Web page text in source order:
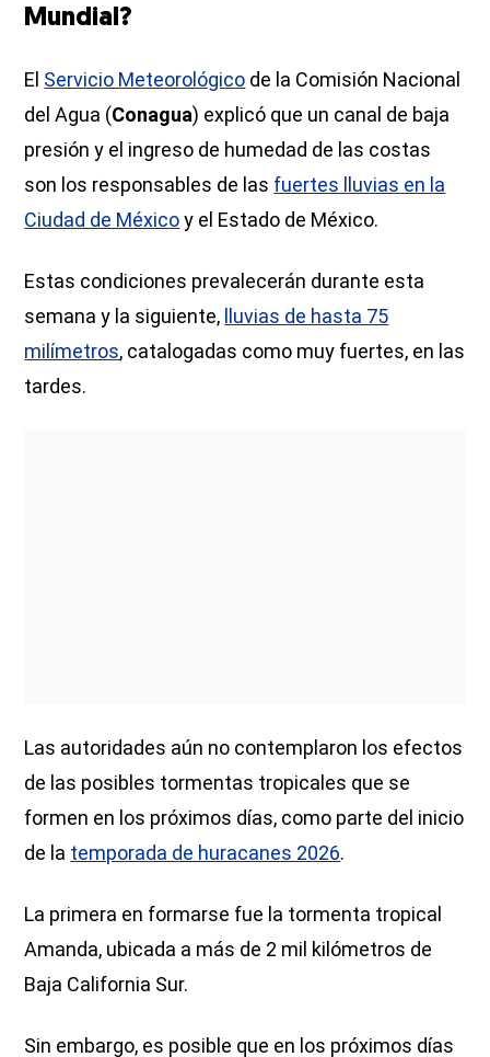
Mundial?
El Servicio Meteorológico de la Comisión Nacional
del Agua (Conagua) explicó que un canal de baja
presión y el ingreso de humedad de las costas
son los responsables de las fuertes lluvias en la
Ciudad de Méxicoy el Estado de México.
Estas condiciones prevalecerán durante esta
semana y la siguiente, lluvias de hasta 75
milímetros, catalogadas como muy fuertes, en las
tardes.
Las autoridades aún no contemplaron los efectos
de las posibles tormentas tropicales que se
formen en los próximos días, como parte del inicio
de la temporada de huracanes 2026.
La primera en formarse fue la tormenta tropical
Amanda, ubicada a más de 2 mil kilómetros de
Baja California Sur.
Sin embargo, es posible que en los próximos días